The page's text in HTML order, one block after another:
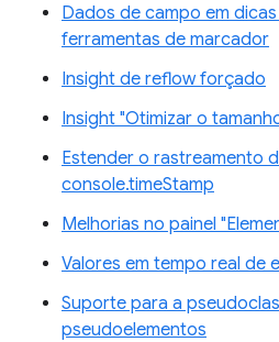
Dados de campo em
ferramentas de marcador
Insight de reflow forçado
Insight "Otimizar o
Estender o rastreamento
console.timeStamp
Melhorias no painel
Valores em tempo real de
Suporte para a
pseudoelementos